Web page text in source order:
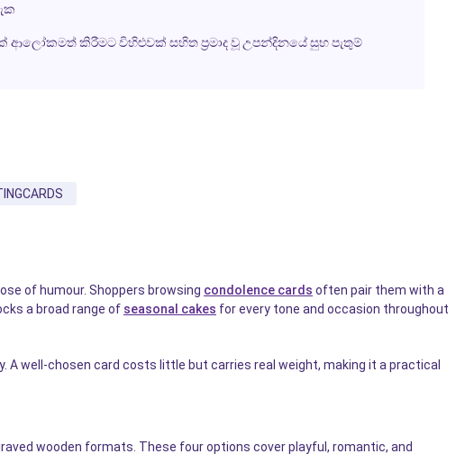
ආලෝකමත් කිරීමටවිහිළුවක් සහිතප්‍රමාද වූ උපන්දිනයේ සුභ පැතුම්
of humour. Shoppers browsing condolence cards often pair them with a
a broad range of seasonal cakes for every tone and occasion throughout
A well-chosen card costs little but carries real weight, making it a practical
wooden formats. These four options cover playful, romantic, and